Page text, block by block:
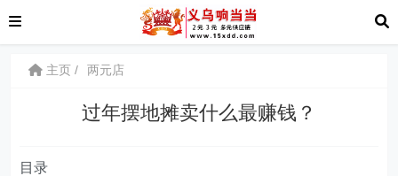
主页 两元店
过年摆地摊卖什么最赚钱？
目录